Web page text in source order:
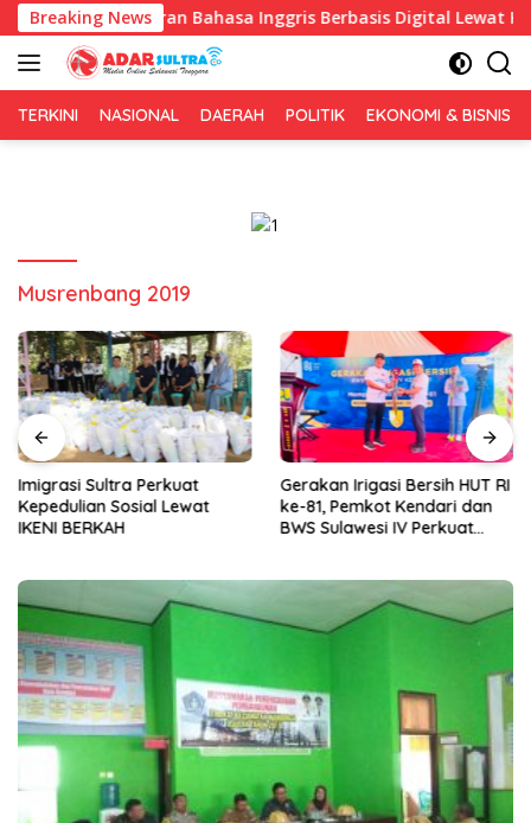
Langsung
ke
konten
Breaking NewsBahasa Inggris Berbasis Digital Lewat KKN
TERKINI NASIONAL DAERAH POLITIK EKONOMI & BISNIS
Musrenbang 2019
Imigrasi Sultra Perkuat
Kepedulian Sosial Lewat
IKENI BERKAH
Gerakan Irigasi Bersih HUT RI
ke-81, Pemkot Kendari dan
BWS Sulawesi IV Perkuat